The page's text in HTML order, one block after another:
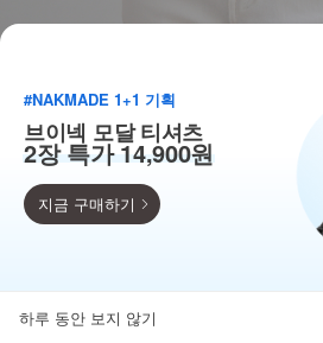
득템찬스
#NAKMADE 1+1 기획
브이넥 모달 티셔츠
2장 특가 14,900원
지금 구매하기
하루 동안 보지 않기
뒤로가기 카테고리